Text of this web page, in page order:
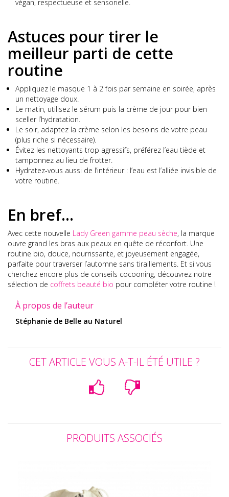
végan, respectueuse et sensorielle.
Astuces pour tirer le
meilleur parti de cette
routine
Appliquez le masque 1 à 2 fois par semaine en soirée, après
un nettoyage doux.
Le matin, utilisez le sérum puis la crème de jour pour bien
sceller l’hydratation.
Le soir, adaptez la crème selon les besoins de votre peau
(plus riche si nécessaire).
Évitez les nettoyants trop agressifs, préférez l’eau tiède et
tamponnez au lieu de frotter.
Hydratez-vous aussi de l’intérieur : l’eau est l’alliée invisible de
votre routine.
En bref…
Avec cette nouvelle Lady Green gamme peau sèche, la marque
ouvre grand les bras aux peaux en quête de réconfort. Une
routine bio, douce, nourrissante, et joyeusement engagée,
parfaite pour traverser l’automne sans tiraillements. Et si vous
cherchez encore plus de conseils cocooning, découvrez notre
sélection de coffrets beauté bio pour compléter votre routine !
À propos de l’auteur
Stéphanie de Belle au Naturel
CET ARTICLE VOUS A-T-IL ÉTÉ UTILE ?
PRODUITS ASSOCIÉS